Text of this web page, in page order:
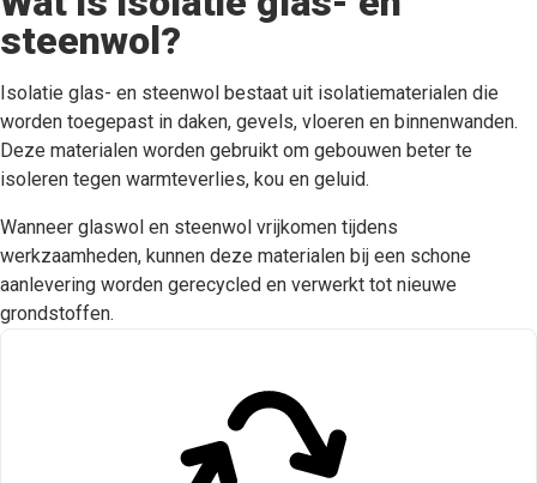
steenwol?
Isolatie glas- en steenwol bestaat uit isolatiematerialen die
worden toegepast in daken, gevels, vloeren en binnenwanden.
Deze materialen worden gebruikt om gebouwen beter te
isoleren tegen warmteverlies, kou en geluid.
Wanneer glaswol en steenwol vrijkomen tijdens
werkzaamheden, kunnen deze materialen bij een schone
aanlevering worden gerecycled en verwerkt tot nieuwe
grondstoffen.